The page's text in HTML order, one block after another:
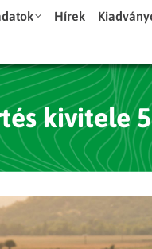
Hírek
kivitele